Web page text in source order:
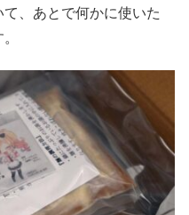
、あとで何かに使いた